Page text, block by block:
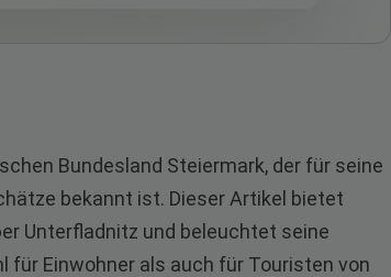
Bundesland Steiermark, der für seine
bekannt ist. Dieser Artikel bietet
Unterfladnitz und beleuchtet seine
für Einwohner als auch für Touristen von